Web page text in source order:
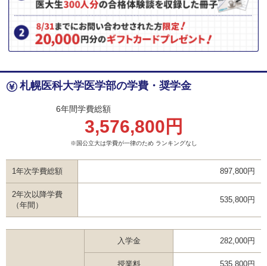
札幌医科大学医学部の学費・奨学金
6年間学費総額
3,576,800円
※国公立大は学費が一律のため ランキングなし
1年次学費総額 897,800円
2年次以降学費
（年間）
535,800円
入学金 282,000円
授業料 535,800円